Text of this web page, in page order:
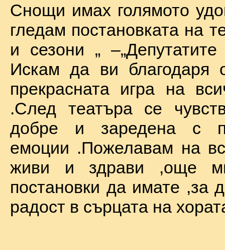
Снощи имах голямото
гледам постановката на
и сезони „
Искам да ви благодаря
прекрасната игра на
.След театъра се
добре и заредена с
емоции .Пожелавам на
живи и здрави ,още
постановки да имате ,за
радост в сърцата на